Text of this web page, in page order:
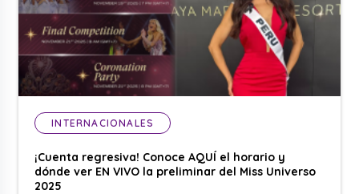
INTERNACIONALES
¡Cuenta regresiva! Conoce AQUÍ el horario y
dónde ver EN VIVO la preliminar del Miss Universo
2025